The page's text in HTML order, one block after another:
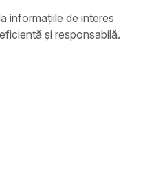
informațiile de interes
și responsabilă.